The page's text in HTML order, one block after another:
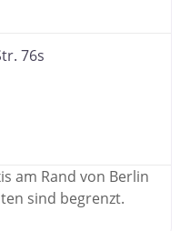
76s
am Rand von Berlin
sind begrenzt.